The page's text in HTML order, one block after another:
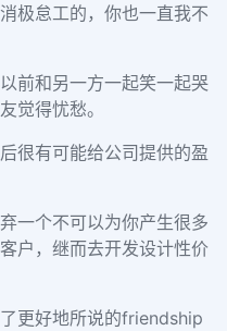
极怠工的，你也一直我不
前和另一方一起笑一起哭
觉得忧愁。
很有可能给公司提供的盈
一个不可以为你产生很多
户，继而去开发设计性价
更好地所说的friendship